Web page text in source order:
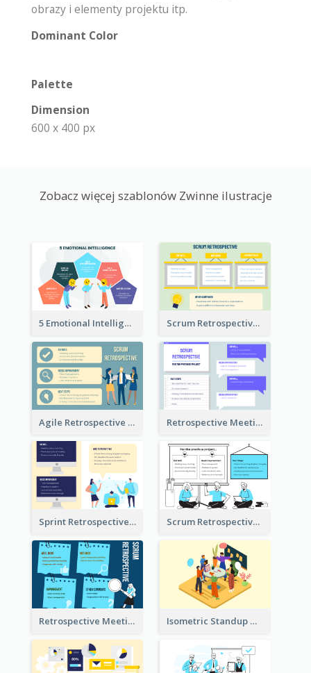
obrazy i elementy projektu itp.
Dominant Color
Palette
Dimension
600 x 400 px
Zobacz więcej szablonów Zwinne ilustracje
5 Emotional Intelligence Illustration Scrum Retrospective Meeting Questions
Agile Retrospective Template Retrospective Meeting Questions
Sprint Retrospective Illustration Scrum Retrospective Meeting Illustration
Retrospective Meeting Ideas Isometric Standup Meeting Illustration